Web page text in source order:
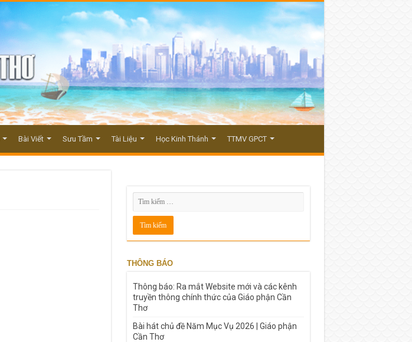
Bài Viết Sưu Tầm Tài Liệu Học Kinh Thánh TTMV GPCT
THÔNG BÁO
Thông báo: Ra mắt Website mới và các kênh
truyền thông chính thức của Giáo phận Cần
Thơ
Bài hát chủ đề Năm Mục Vụ 2026 | Giáo phận
Cần Thơ